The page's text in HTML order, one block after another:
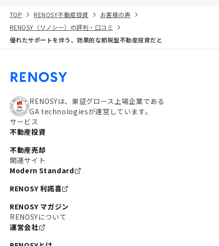
TOP RENOSY不動産投資
お客様の声
RENOSY（リノシー）の評判・口コミ
優れたサポートを伴う、効果的な節税型不動産投資だと
RENOSYは、東証グロース上場企業である
GA technologiesが運営しています。
サービス
不動産投資
不動産売却
関連サイト
Modern Standard
RENOSY 利諾喜
RENOSY マガジン
RENOSYについて
運営会社